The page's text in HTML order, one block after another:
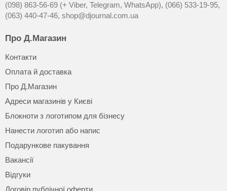
(098) 863-56-69 (+ Viber, Telegram, WhatsApp), (066) 533-19-95,
(063) 440-47-46, shop@djournal.com.ua
Про Д.Магазин
Контакти
Оплата й доставка
Про Д.Магазин
Адреси магазинів у Києві
Блокноти з логотипом для бізнесу
Нанести логотип або напис
Подарункове пакування
Вакансії
Відгуки
Договір публічної оферти